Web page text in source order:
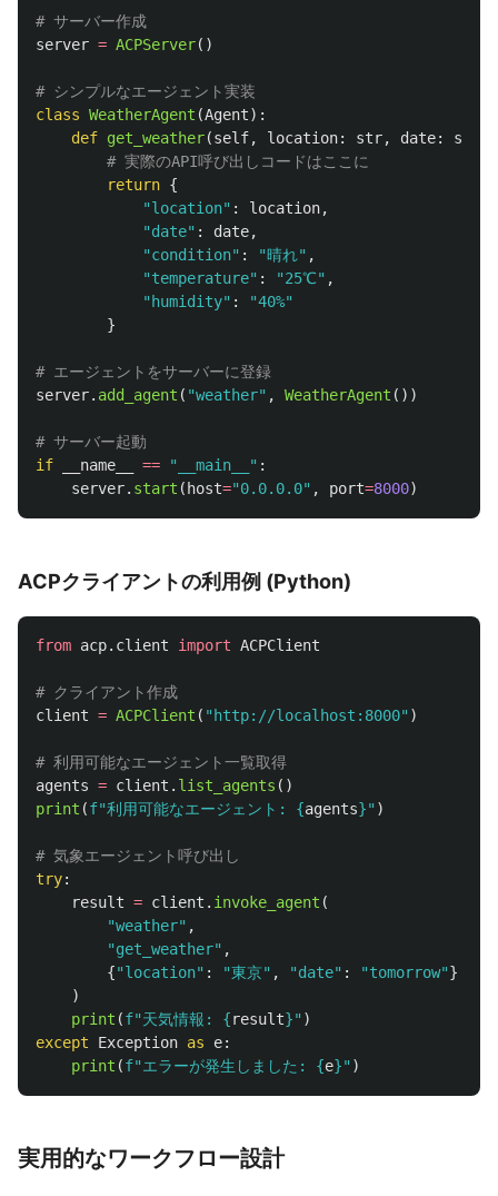
server = ACPServer()
class WeatherAgent (Agent):
def get_weather(self, location: str, date: str
return {
"location" : location,
"date" : date,
"condition" : "晴れ" ,
"temperature" : "25℃" ,
" humidity" : "40%"
}
server. add_agent ( "weather" , WeatherAgent ())
if
__name__ == " __main__ " :
server. start ( host="0.0.0.0" , port=8000)
ACPクライアントの利用例 (Python)
from acp.client import ACPClient
client = ACPClient ( " http://localhost:8000" )
agents = client . list_agents ()
print (f"利用可能なエージェント: {agents}" )
try:
result = client . invoke_agent (
"weather" ,
"get_weather" ,
{"location" : "東京" , "date" : "tomorrow"}
)
print (f"天気情報: {result}" )
except
Exception as e:
print (f"エラーが発生しました: {e}" )
実用的なワークフロー設計